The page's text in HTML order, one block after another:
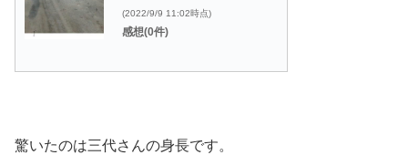
(2022/9/9 11:02時点)
感想(0件)
驚いたのは三代さんの身長です。